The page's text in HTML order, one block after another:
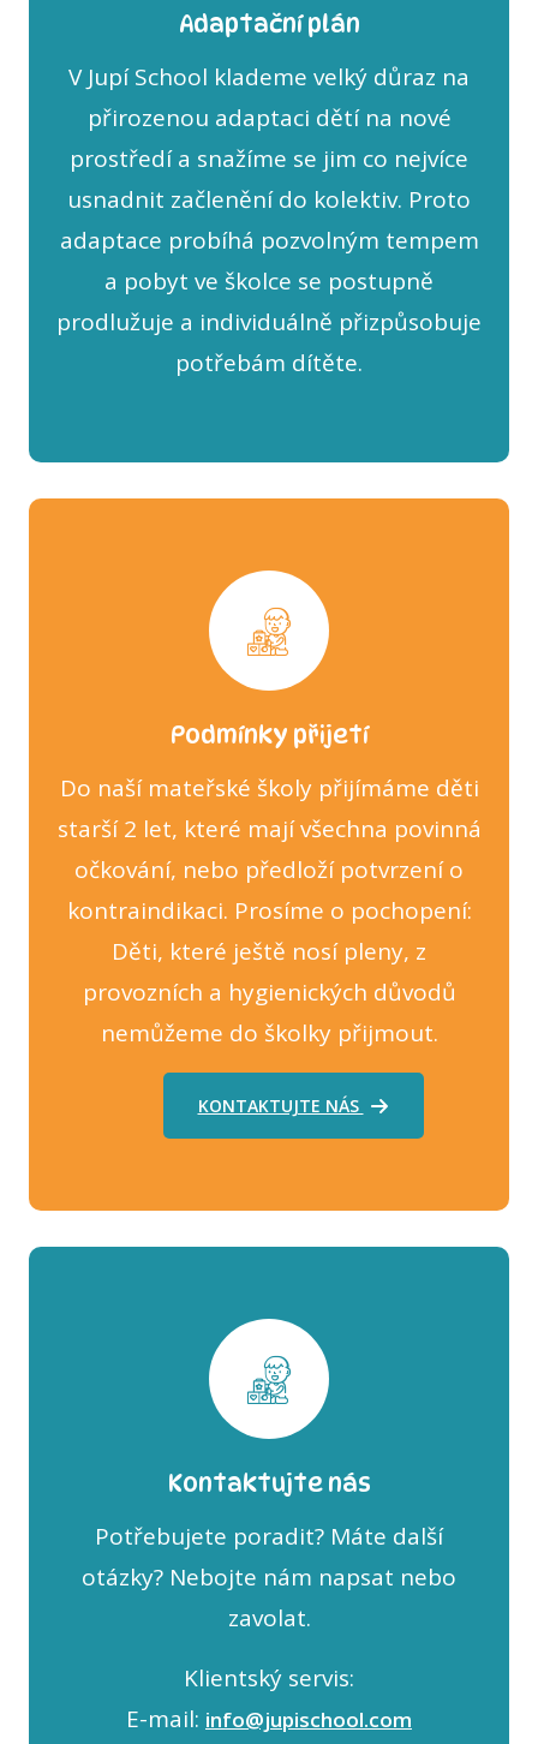
Adaptační plán
V Jupí School klademe velký důraz na
přirozenou adaptaci dětí na nové
prostředí a snažíme se jim co nejvíce
usnadnit začlenění do kolektiv. Proto
adaptace probíhá pozvolným tempem
a pobyt ve školce se postupně
prodlužuje a individuálně přizpůsobuje
potřebám dítěte.
Podmínky přijetí
Do naší mateřské školy přijímáme děti
starší 2 let, které mají všechna povinná
očkování, nebo předloží potvrzení o
kontraindikaci. Prosíme o pochopení:
Děti, které ještě nosí pleny, z
provozních a hygienických důvodů
nemůžeme do školky přijmout.
KONTAKTUJTE NÁS
Kontaktujte nás
Potřebujete poradit? Máte další
otázky? Nebojte nám napsat nebo
zavolat.
Klientský servis:
E-mail: info@jupischool.com